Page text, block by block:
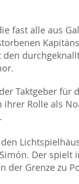
fast alle aus
Taktgeber für
Rolle als
Der spielt
der Grenze zu